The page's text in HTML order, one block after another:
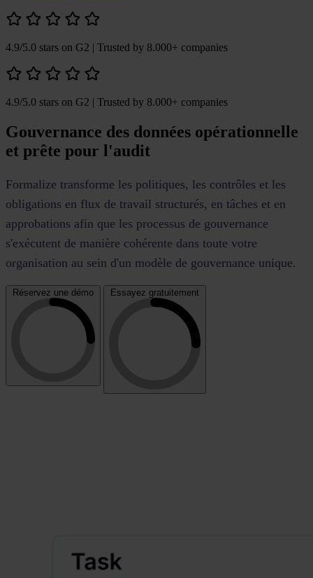
4.9/5.0 stars on G2 | Trusted by 8.000+ companies
4.9/5.0 stars on G2 | Trusted by 8.000+ companies
Gouvernance des données opérationnelle
et prête pour l'audit
Formalize transforme les politiques, les contrôles et les
obligations en flux de travail structurés, en tâches et en
approbations afin que les processus de gouvernance
s'exécutent de manière cohérente dans toute votre
organisation au sein d'un modèle de gouvernance unique.
Réservez une démo Essayez gratuitement